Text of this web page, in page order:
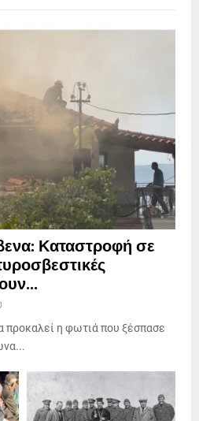
Καταστροφή σε
προκαλεί η φωτιά που ξέσπασε